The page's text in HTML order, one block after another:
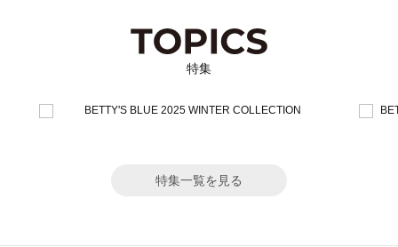
特集
特集一覧を見る